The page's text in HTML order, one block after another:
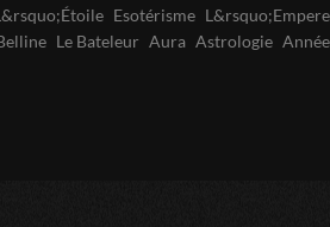
Esotérisme
Le Bateleur Aura Astrologie